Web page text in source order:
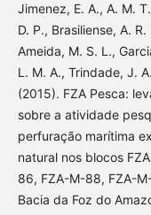
Jimenez, E. A., A. M.
D. P., Brasiliense, A.
Ameida, M. S. L.,
L. M. A., Trindade, J.
(2015). FZA Pesca:
sobre a atividade
perfuração marítima
natural nos blocos
86, FZA-M-88, FZA-
Bacia da Foz do